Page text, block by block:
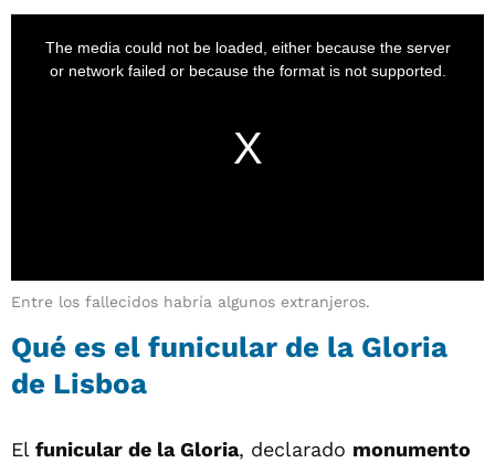
Entre los fallecidos habría algunos extranjeros.
Qué es el funicular de la Gloria
de Lisboa
El funicular de la Gloria, declarado monumento